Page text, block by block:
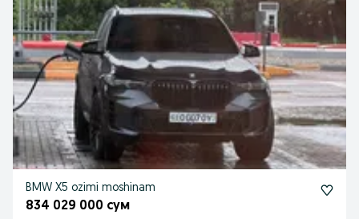
BMW X5 ozimi moshinam
834 029 000 сум